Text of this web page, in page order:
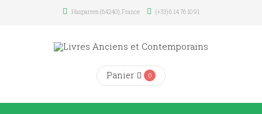
Hasparren (64240), France (+33) 6 14 76 10 91
Panier 0